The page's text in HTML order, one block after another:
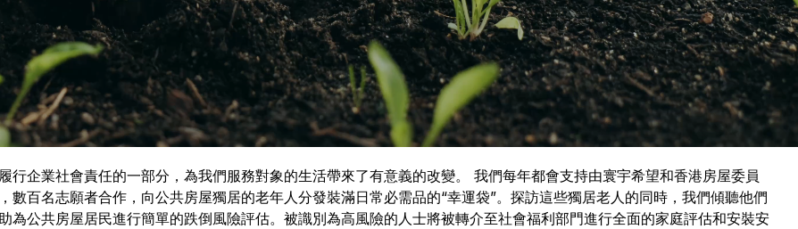
企業社會責任的一部分，為我們服務對象的生活帶來了有意義的改變。 我們每年都會支持由寰宇希望和香港房屋委員
百名志願者合作，向公共房屋獨居的老年人分發裝滿日常必需品的“幸運袋”。探訪這些獨居老人的同時，我們傾聽他們
為公共房屋居民進行簡單的跌倒風險評估。被識別為高風險的人士將被轉介至社會福利部門進行全面的家庭評估和安裝安